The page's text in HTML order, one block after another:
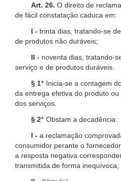
Art. 26. O direito de
de fácil constatação caduca em:
I - trinta dias, tratando-se
de produtos não duráveis;
II - noventa dias, tratando-
serviço e de produtos duráveis.
§ 1° Inicia-se a contagem
da entrega efetiva do produto
dos serviços.
§ 2° Obstam a decadência:
I - a reclamação
consumidor perante o
a resposta negativa
transmitida de forma inequívoca;